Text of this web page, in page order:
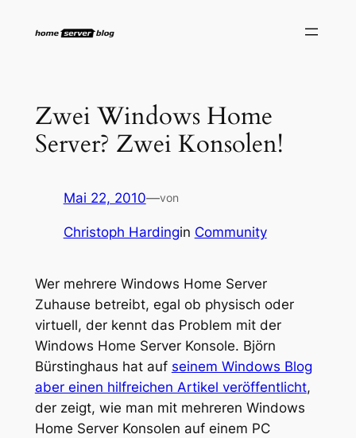
Inhalt
Zwei Windows Home
Server? Zwei Konsolen!
Mai 22, 2010—von
Christoph Hardingin Community
Wer mehrere Windows Home Server
Zuhause betreibt, egal ob physisch oder
virtuell, der kennt das Problem mit der
Windows Home Server Konsole. Björn
Bürstinghaus hat auf seinem Windows Blog
aber einen hilfreichen Artikel veröffentlicht,
der zeigt, wie man mit mehreren Windows
Home Server Konsolen auf einem PC